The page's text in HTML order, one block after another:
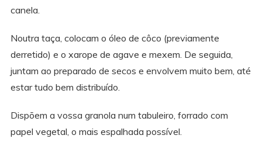
canela.
Noutra taça, colocam o óleo de côco (previamente
derretido) e o xarope de agave e mexem. De seguida,
juntam ao preparado de secos e envolvem muito bem, até
estar tudo bem distribuído.
Dispõem a vossa granola num tabuleiro, forrado com
papel vegetal, o mais espalhada possível.